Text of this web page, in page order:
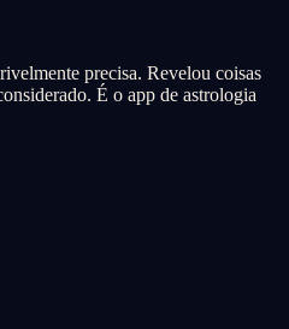
precisa. Revelou coisas
É o app de astrologia